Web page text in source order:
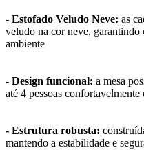
- Estofado Veludo Neve: as
veludo na cor neve,
ambiente
- Design funcional: a mesa
até 4 pessoas confortavelmente
- Estrutura robusta:
mantendo a estabilidade e